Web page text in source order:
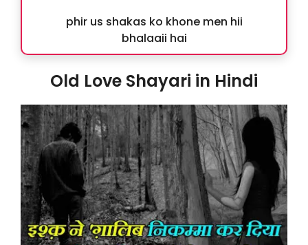
phir us shakas ko khone men hii
bhalaaii hai
Old Love Shayari in Hindi